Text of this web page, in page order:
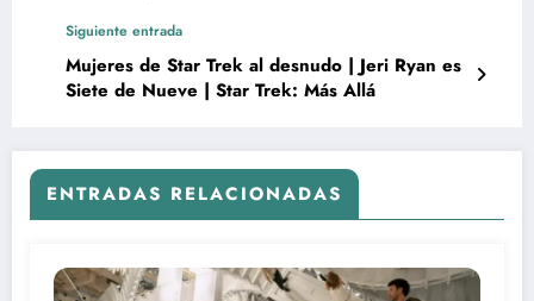
Siguiente entrada
Mujeres de Star Trek al desnudo | Jeri Ryan es
Siete de Nueve | Star Trek: Más Allá
ENTRADAS RELACIONADAS